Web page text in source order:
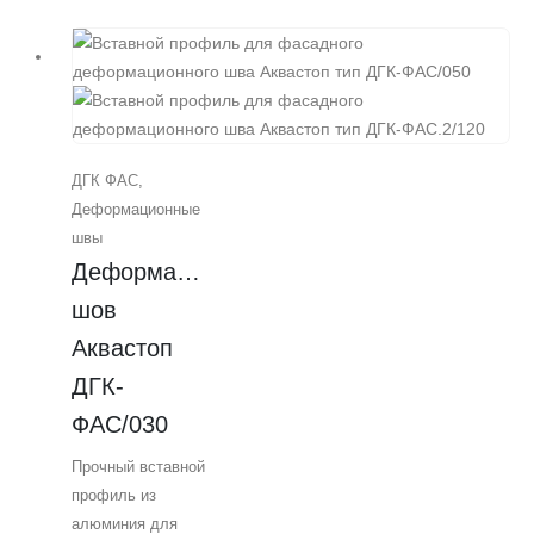
строительный
деформационный
шов. Он обладает
высокой
внешним
воздействиям и
способен
компенсировать
перемещения шва
сжатии, до 62 мм
при растяжении и
до 44 мм при
Разработан для
устройства швов
ДГК ФАС,
Деформационные
швы
Деформационный
шов
Аквастоп
ДГК-
ФАС/030
Прочный вставной
профиль из
алюминия для